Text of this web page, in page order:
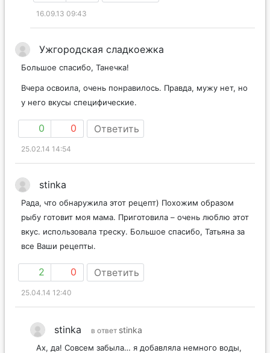
16.09.13 09:43
Ужгородская сладкоежка
Большое спасибо, Танечка!
Вчера освоила, очень понравилось. Правда, мужу нет, но
у него вкусы специфические.
0 0 Ответить
25.02.14 14:54
stinka
Рада, что обнаружила этот рецепт) Похожим образом
рыбу готовит моя мама. Приготовила – очень люблю этот
вкус. использовала треску. Большое спасибо, Татьяна за
все Ваши рецепты.
2 0 Ответить
25.04.14 12:40
stinka в ответ stinka
Ах, да! Совсем забыла… я добавляла немного воды,